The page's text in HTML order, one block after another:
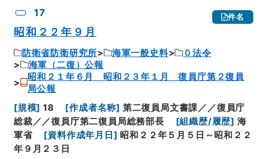
17 件名
昭和２２年９月
防衛省防衛研究所 海軍一般史料
０法令
海軍（二復）公報
昭和２１年６月 昭和２３年１月 復員庁第２復員
局公報
[規模] 18 [作成者名称] 第二復員局文書課／／復員庁
総裁／／復員庁第二復員局総務部長
[組織歴/履歴] 海
軍省
[資料作成年月日 ] 昭和２２年５月５日～昭和２２
年９月２３日